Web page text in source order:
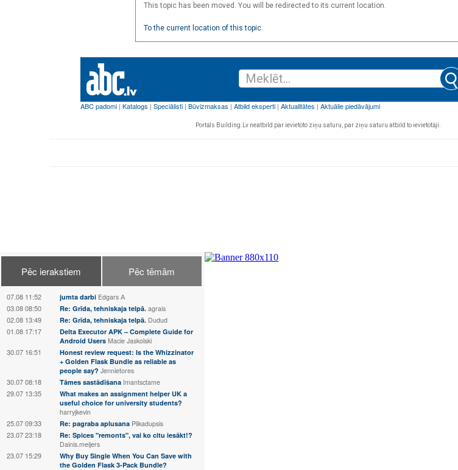
This topic has been moved. You will be redirected to its current location.
To the current location of this topic.
Portāls Building.Lv neatbild par ievietoto ziņu saturu, par ziņu saturu atbild to ievietotāji.
Pēc ierakstiem Pēc tēmām
07.08 11:52 jumta darbi Edgars А
03.08 08:50 Re: Grīda, tehniskaja telpā. agrais
02.08 13:49 Re: Grīda, tehniskaja telpā. Dudud
01.08 17:17
Delta Executor APK – Complete Guide for
Android Users Macie Jaskolski
30.07 16:51
Honest review request: Is the Whizzinator
+ Golden Flask Bundle as reliable as
people say? Jennietores
30.07 08:18 Tāmes sastādīšana Imantsctame
29.07 13:35
What makes an assignment helper UK a
useful choice for university students?
harryjkevin
25.07 09:33 Re: pagraba aplusana Plikadupsis
23.07 23:18
Re: Spices "remonts", vai ko citu iesākt!?
Dainis.meijers
23.07 15:29
Why Buy Single When You Can Save with
the Golden Flask 3-Pack Bundle?